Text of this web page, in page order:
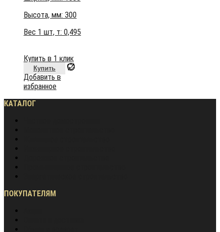
Высота, мм: 300
Вес 1 шт, т: 0,495
Купить в 1 клик
Купить
Добавить в
избранное
КАТАЛОГ
ПОКУПАТЕЛЯМ